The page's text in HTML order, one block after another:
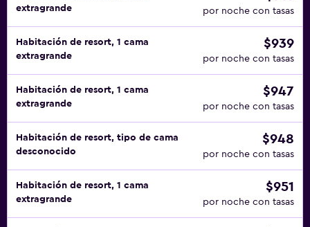
extragrande
por noche con tasas
Habitación de resort, 1 cama
extragrande
$939
por noche con tasas
Habitación de resort, 1 cama
extragrande
$947
por noche con tasas
Habitación de resort, tipo de cama
desconocido
$948
por noche con tasas
Habitación de resort, 1 cama
extragrande
$951
por noche con tasas